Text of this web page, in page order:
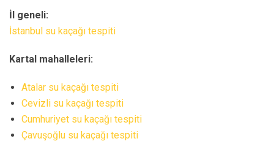
İl geneli:
İstanbul su kaçağı tespiti
Kartal mahalleleri:
Atalar su kaçağı tespiti
Cevizli su kaçağı tespiti
Cumhuriyet su kaçağı tespiti
Çavuşoğlu su kaçağı tespiti